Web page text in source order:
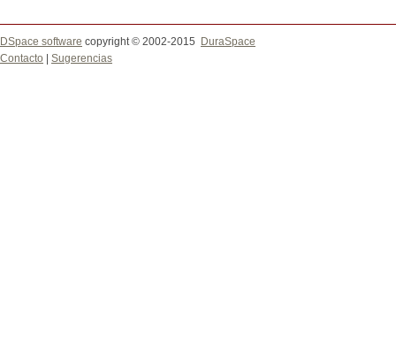
DSpace software copyright © 2002-2015
DuraSpace
Contacto
Sugerencias